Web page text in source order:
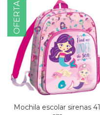
OFERTA
Mochila escolar sirenas 41